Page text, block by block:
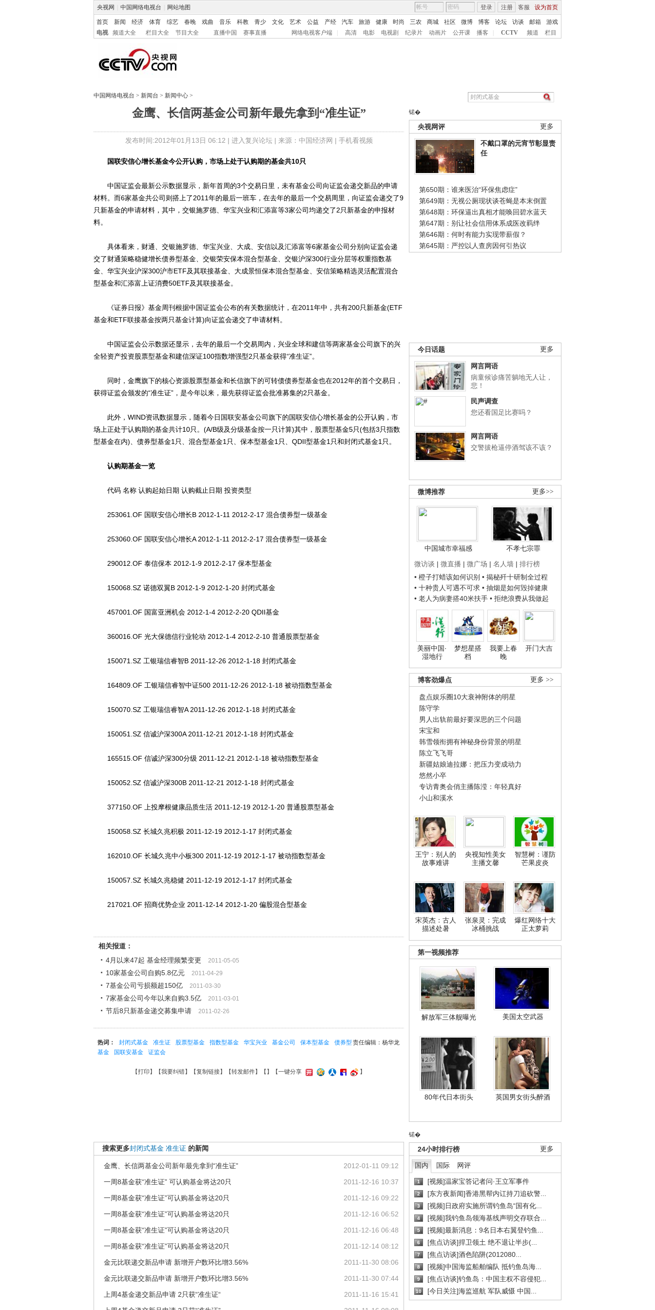
央视网 中国网络电视台 网站地图 客服 设为首页
登录 注册
首页 新闻 经济 体育 综艺 春晚 戏曲 音乐 科教 青少 文化 艺术 公益 产经 汽车 旅游 健康 时尚 三农 商城 社区 微博 博客 论坛 访谈 邮箱
游戏
电视
频道大全 栏目大全 节目大全 直播中国 赛事直播 网络电视客户端 高清 电影 电视剧 纪录片 动画片 公开课 播客 CCTV 频道 栏目
中国网络电视台 > 新闻台 > 新闻中心 >
金鹰、长信两基金公司新年最先拿到“准生证”
发布时间:2012年01月13日 06:12 | 进入复兴论坛| 来源：中国经济网 | 手机看视频
锘�
更多
央视网评
不戴口罩的元宵节彰显责
任
第650期：谁来医治“环保焦虑症”
第649期：无视公厕现状谈苍蝇是本末倒置
第648期：环保逼出真相才能唤回碧水蓝天
第647期：别让社会信用体系成医改羁绊
第646期：何时有能力实现带薪假？
第645期：严控以人查房因何引热议
更多
今日话题
网言网语
病童候诊痛苦躺地无人让，
悲！
民声调查
您还看国足比赛吗？
网言网语
交警拔枪逼停酒驾该不该？
更多>>
微博推荐
中国城市幸福感
不孝七宗罪
微访谈 | 微直播 | 微广场 | 名人墙 | 排行榜
• 橙子打蜡该如何识别 • 揭秘歼十研制全过程
• 十种贵人可遇不可求 • 抽烟是如何毁掉健康
• 老人为病妻搭40米扶手 • 拒绝浪费从我做起
美丽中国·
湿地行
梦想星搭
档
我要上春
晚
开门大吉
更多 >>
博客劲爆点
盘点娱乐圈10大衰神附体的明星
陈守学
男人出轨前最好要深思的三个问题
宋宝和
韩雪领衔拥有神秘身份背景的明星
陈立飞飞哥
新疆姑娘迪拉娜：把压力变成动力
悠然小卒
专访青奥会俏主播陈滢：年轻真好
小山和溪水
王宁：别人的
故事难讲
央视知性美女
主播文馨
智慧树：谨防
芒果皮炎
宋英杰：古人
描述处暑
张泉灵：完成
冰桶挑战
爆红网络十大
正太萝莉
第一视频推荐
解放军三体舰曝光 美国太空武器
80年代日本街头 英国男女街头醉酒
锘�
更多
24小时排行榜
国内 国际 网评
1 [视频]温家宝答记者问·王立军事件
2 [东方夜新闻]香港黑帮内讧持刀追砍警...
3 [视频]日政府实施所谓钓鱼岛“国有化...
4 [视频]我钓鱼岛领海基线声明交存联合...
5 [视频]最新消息：9名日本右翼登钓鱼...
6 [焦点访谈]捍卫领土 绝不退让半步(...
7 [焦点访谈]酒色陷阱(2012080...
8 [视频]中国海监船舶编队 抵钓鱼岛海...
9 [焦点访谈]钓鱼岛：中国主权不容侵犯...
10 [今日关注]海监巡航 军队威慑 中国...
国联安信心增长基金今公开认购，市场上处于认购期的基金共10只
中国证监会最新公示数据显示，新年首周的3个交易日里，未有基金公司向证监会递交新品的申请
材料。而6家基金共公司则搭上了2011年的最后一班车，在去年的最后一个交易周里，向证监会递交了9
只新基金的申请材料，其中，交银施罗德、华宝兴业和汇添富等3家公司均递交了2只新基金的申报材
料。
具体看来，财通、交银施罗德、华宝兴业、大成、安信以及汇添富等6家基金公司分别向证监会递
交了财通策略稳健增长债券型基金、交银荣安保本混合型基金、交银沪深300行业分层等权重指数基
金、华宝兴业沪深300沪市ETF及其联接基金、大成景恒保本混合型基金、安信策略精选灵活配置混合
型基金和汇添富上证消费50ETF及其联接基金。
《证券日报》基金周刊根据中国证监会公布的有关数据统计，在2011年中，共有200只新基金(ETF
基金和ETF联接基金按两只基金计算)向证监会递交了申请材料。
中国证监会公示数据还显示，去年的最后一个交易周内，兴业全球和建信等两家基金公司旗下的兴
全轻资产投资股票型基金和建信深证100指数增强型2只基金获得“准生证”。
同时，金鹰旗下的核心资源股票型基金和长信旗下的可转债债券型基金也在2012年的首个交易日，
获得证监会颁发的“准生证”，是今年以来，最先获得证监会批准募集的2只基金。
此外，WIND资讯数据显示，随着今日国联安基金公司旗下的国联安信心增长基金的公开认购，市
场上正处于认购期的基金共计10只。(A/B级及分级基金按一只计算)其中，股票型基金5只(包括3只指数
型基金在内)、债券型基金1只、混合型基金1只、保本型基金1只、QDII型基金1只和封闭式基金1只。
认购期基金一览
代码 名称 认购起始日期 认购截止日期 投资类型
253061.OF 国联安信心增长B 2012-1-11 2012-2-17 混合债券型一级基金
253060.OF 国联安信心增长A 2012-1-11 2012-2-17 混合债券型一级基金
290012.OF 泰信保本 2012-1-9 2012-2-17 保本型基金
150068.SZ 诺德双翼B 2012-1-9 2012-1-20 封闭式基金
457001.OF 国富亚洲机会 2012-1-4 2012-2-20 QDII基金
360016.OF 光大保德信行业轮动 2012-1-4 2012-2-10 普通股票型基金
150071.SZ 工银瑞信睿智B 2011-12-26 2012-1-18 封闭式基金
164809.OF 工银瑞信睿智中证500 2011-12-26 2012-1-18 被动指数型基金
150070.SZ 工银瑞信睿智A 2011-12-26 2012-1-18 封闭式基金
150051.SZ 信诚沪深300A 2011-12-21 2012-1-18 封闭式基金
165515.OF 信诚沪深300分级 2011-12-21 2012-1-18 被动指数型基金
150052.SZ 信诚沪深300B 2011-12-21 2012-1-18 封闭式基金
377150.OF 上投摩根健康品质生活 2011-12-19 2012-1-20 普通股票型基金
150058.SZ 长城久兆积极 2011-12-19 2012-1-17 封闭式基金
162010.OF 长城久兆中小板300 2011-12-19 2012-1-17 被动指数型基金
150057.SZ 长城久兆稳健 2011-12-19 2012-1-17 封闭式基金
217021.OF 招商优势企业 2011-12-14 2012-1-20 偏股混合型基金
相关报道：
4月以来47起 基金经理频繁变更
2011-05-05
10家基金公司自购5.8亿元 2011-04-29
7基金公司亏损额超150亿 2011-03-30
7家基金公司今年以来自购3.5亿 2011-03-01
节后8只新基金递交募集申请 2011-02-26
责任编辑：杨华龙
热词： 封闭式基金 准生证 股票型基金 指数型基金 华宝兴业 基金公司 保本型基金
债券型
基金
国联安基金 证监会
【打印 】【我要纠错】【复制链接】【转发邮件】【 】 【一键分享 】
搜索更多封闭式基金 准生证 的新闻
2012-01-11 09:12
金鹰、长信两基金公司新年最先拿到“准生证”
2011-12-16 10:37
一周8基金获“准生证” 可认购基金将达20只
2011-12-16 09:22
一周8基金获“准生证”可认购基金将达20只
2011-12-16 06:52
一周8基金获“准生证”可认购基金将达20只
2011-12-16 06:48
一周8基金获“准生证”可认购基金将达20只
2011-12-14 08:12
一周8基金获“准生证”可认购基金将达20只
2011-11-30 08:06
金元比联递交新品申请 新增开户数环比增3.56%
2011-11-30 07:44
金元比联递交新品申请 新增开户数环比增3.56%
2011-11-16 15:41
上周4基金递交新品申请 2只获“准生证“